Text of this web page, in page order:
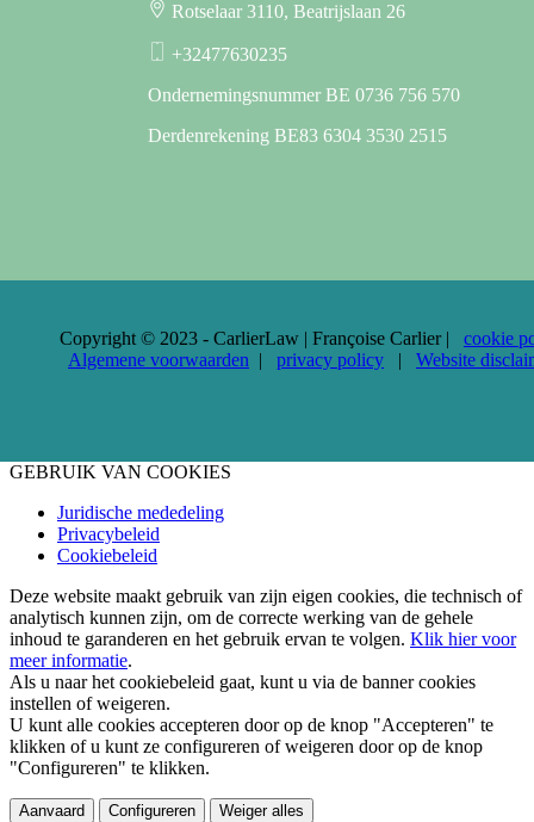
Rotselaar 3110, Beatrijslaan 26
+32477630235
Ondernemingsnummer BE 0736 756 570
Derdenrekening BE83 6304 3530 2515
Copyright © 2023 - CarlierLaw | Françoise Carlier |
cookie
Algemene voorwaarden | privacy policy | Website
GEBRUIK VAN COOKIES
Juridische mededeling
Privacybeleid
Cookiebeleid
Deze website maakt gebruik van zijn eigen cookies, die technisch of
analytisch kunnen zijn, om de correcte werking van de gehele
inhoud te garanderen en het gebruik ervan te volgen. Klik hier voor
meer informatie.
Als u naar het cookiebeleid gaat, kunt u via de banner cookies
instellen of weigeren.
U kunt alle cookies accepteren door op de knop "Accepteren" te
klikken of u kunt ze configureren of weigeren door op de knop
"Configureren" te klikken.
Aanvaard Configureren Weiger alles